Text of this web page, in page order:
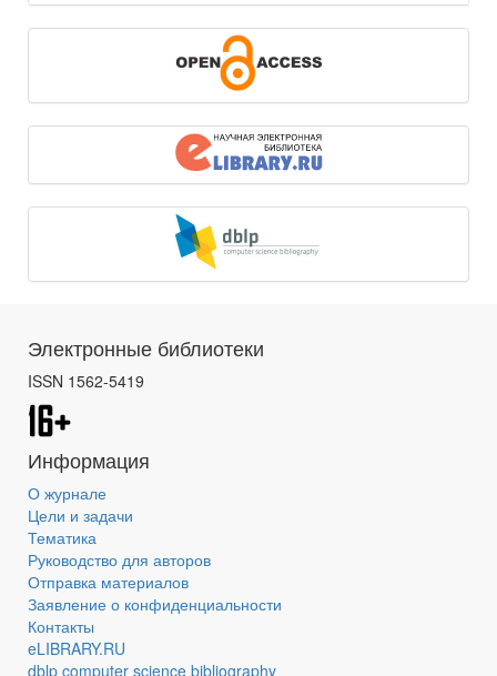
Электронные библиотеки
ISSN 1562-5419
Информация
О журнале
Цели и задачи
Тематика
Руководство для авторов
Отправка материалов
Заявление о конфиденциальности
Контакты
eLIBRARY.RU
dblp computer science bibliography